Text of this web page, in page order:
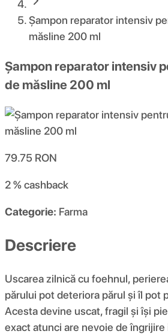
Șampon reparator intensiv
măsline 200 ml
Șampon reparator intensiv
de măsline 200 ml
79.75 RON
2 %cashback
Categorie: Farma
Descriere
Uscarea zilnică cu foehnul,
părului pot deteriora părul și îl pot
Acesta devine uscat, fragil și își
exact atunci are nevoie de